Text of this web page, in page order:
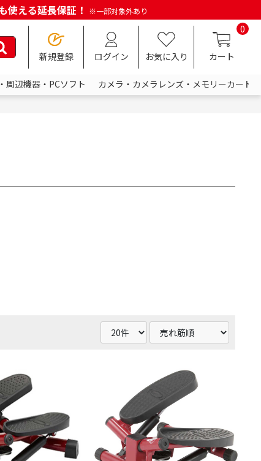
使える延長保証！ ※一部対象外あり
新規登録 ログイン お気に入り
0
カート
周辺機器・PCソフト
カメラ・カメラレンズ・メモリーカード